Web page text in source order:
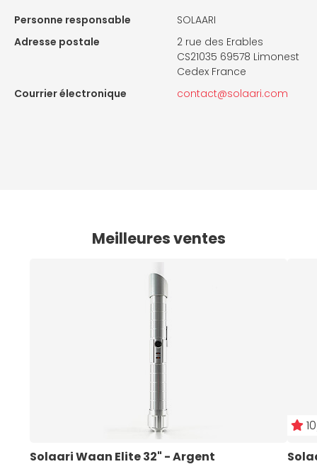
Personne responsable
SOLAARI
Adresse postale
2 rue des Erables
CS21035 69578 Limonest
Cedex France
Courrier électronique
contact@solaari.com
Meilleures ventes
Solaari Waan Elite 32" - Argent